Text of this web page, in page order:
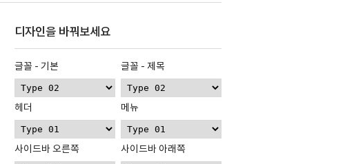
디자인을 바꿔보세요
글꼴 - 기본 글꼴 - 제목
헤더 메뉴
사이드바 오른쪽 사이드바 아래쪽